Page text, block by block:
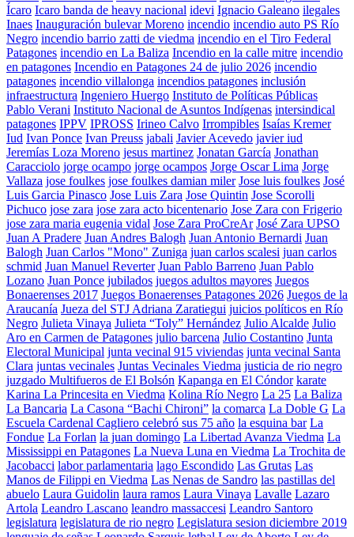
Ícaro Icaro banda de heavy nacional idevi Ignacio Galeano ilegales
Inaes Inauguración bulevar Moreno incendio incendio auto PS Río
Negro incendio barrio zatti de viedma incendio en el Tiro Federal
Patagones incendio en La Baliza Incendio en la calle mitre incendio
en patagones Incendio en Patagones 24 de julio 2026 incendio
patagones incendio villalonga incendios patagones inclusión
infraestructura Ingeniero Huergo Instituto de Políticas Públicas
Pablo Verani Instituto Nacional de Asuntos Indígenas intersindical
patagones IPPV IPROSS Irineo Calvo Irrompibles Isaías Kremer
Iud Ivan Ponce Ivan Preuss jabali Javier Acevedo javier iud
Jeremías Loza Moreno jesus martinez Jonatan García Jonathan
Caracciolo jorge ocampo jorge ocampos Jorge Oscar Lima Jorge
Vallaza jose foulkes jose foulkes damian miler Jose luis foulkes José
Luis Garcia Pinasco Jose Luis Zara Jose Quintin Jose Scorolli
Pichuco jose zara jose zara acto bicentenario Jose Zara con Frigerio
jose zara maria eugenia vidal Jose Zara ProCreAr José Zara UPSO
Juan A Pradere Juan Andres Balogh Juan Antonio Bernardi Juan
Balogh Juan Carlos "Mono" Zuniga juan carlos scalesi juan carlos
schmid Juan Manuel Reverter Juan Pablo Barreno Juan Pablo
Lozano Juan Ponce jubilados juegos adultos mayores Juegos
Bonaerenses 2017 Juegos Bonaerenses Patagones 2026 Juegos de la
Araucanía Jueza del STJ Adriana Zaratiegui juicios políticos en Río
Negro Julieta Vinaya Julieta “Toly” Hernández Julio Alcalde Julio
Aro en Carmen de Patagones julio barcena Julio Costantino Junta
Electoral Municipal junta vecinal 915 viviendas junta vecinal Santa
Clara juntas vecinales Juntas Vecinales Viedma justicia de rio negro
juzgado Multifueros de El Bolsón Kapanga en El Cóndor karate
Karina La Princesita en Viedma Kolina Río Negro La 25 La Baliza
La Bancaria La Casona “Bachi Chironi” la comarca La Doble G La
Escuela Cardenal Cagliero celebró sus 75 año la esquina bar La
Fondue La Forlan la juan domingo La Libertad Avanza Viedma La
Mississippi en Patagones La Nueva Luna en Viedma La Trochita de
Jacobacci labor parlamentaria lago Escondido Las Grutas Las
Manos de Filippi en Viedma Las Nenas de Sandro las pastillas del
abuelo Laura Guidolin laura ramos Laura Vinaya Lavalle Lazaro
Artola Leandro Lascano leandro massaccesi Leandro Santoro
legislatura legislatura de rio negro Legislatura sesion diciembre 2019